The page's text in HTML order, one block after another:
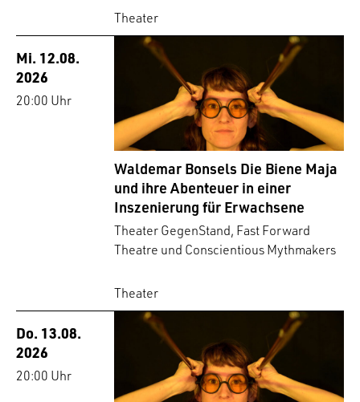
Theater
Mi. 12.08.
2026
20:00 Uhr
Waldemar Bonsels Die Biene Maja
und ihre Abenteuer in einer
Inszenierung für Erwachsene
Theater GegenStand, Fast Forward
Theatre und Conscientious Mythmakers
Theater
Do. 13.08.
2026
20:00 Uhr